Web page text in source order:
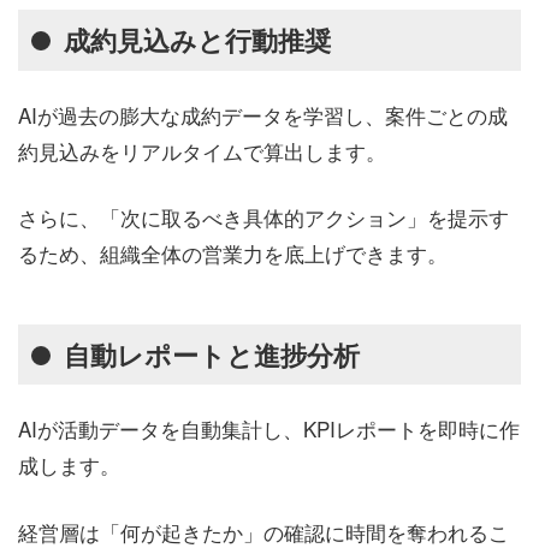
成約見込みと行動推奨
AIが過去の膨大な成約データを学習し、案件ごとの成
約見込みをリアルタイムで算出します。
さらに、「次に取るべき具体的アクション」を提示す
るため、組織全体の営業力を底上げできます。
自動レポートと進捗分析
AIが活動データを自動集計し、KPIレポートを即時に作
成します。
経営層は「何が起きたか」の確認に時間を奪われるこ